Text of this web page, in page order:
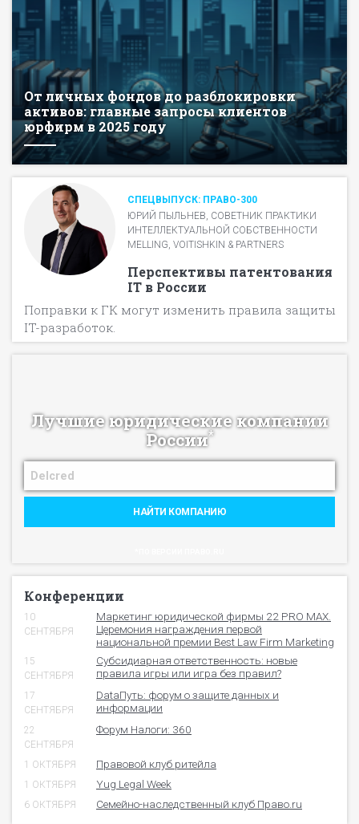
От личных фондов до разблокировки
активов: главные запросы клиентов
юрфирм в 2025 году
СПЕЦВЫПУСК: ПРАВО-300
ЮРИЙ ПЫЛЬНЕВ, СОВЕТНИК ПРАКТИКИ
ИНТЕЛЛЕКТУАЛЬНОЙ СОБСТВЕННОСТИ
MELLING, VOITISHKIN & PARTNERS
Перспективы патентования
IT в России
Поправки к ГК могут изменить правила защиты
IT-разработок.
Лучшие юридические компании
России*
НАЙТИ КОМПАНИЮ
Конференции
10
СЕНТЯБРЯ
Маркетинг юридической фирмы 22 PRO MAX.
Церемония награждения первой
национальной премии Best Law Firm Marketing
15
СЕНТЯБРЯ
Субсидиарная ответственность: новые
правила игры или игра без правил?
17
СЕНТЯБРЯ
DataПуть: форум о защите данных и
информации
22
СЕНТЯБРЯ
Форум Налоги: 360
1 ОКТЯБРЯ Правовой клуб ритейла
1 ОКТЯБРЯ Yug Legal Week
6 ОКТЯБРЯ Семейно-наследственный клуб Право.ru